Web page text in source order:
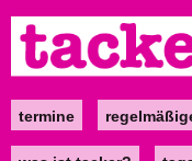
zum
Inhalt
Maintermine